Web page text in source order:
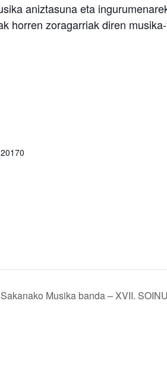
aniztasuna eta
horren zoragarriak diren
20170
Musika banda – XVII.